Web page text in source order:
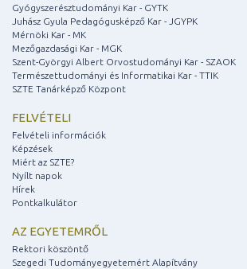
Gyógyszerésztudományi Kar - GYTK
Juhász Gyula Pedagógusképző Kar - JGYPK
Mérnöki Kar - MK
Mezőgazdasági Kar - MGK
Szent-Györgyi Albert Orvostudományi Kar - SZAOK
Természettudományi és Informatikai Kar - TTIK
SZTE Tanárképző Központ
FELVÉTELI
Felvételi információk
Képzések
Miért az SZTE?
Nyílt napok
Hírek
Pontkalkulátor
AZ EGYETEMRŐL
Rektori köszöntő
Szegedi Tudományegyetemért Alapítvány